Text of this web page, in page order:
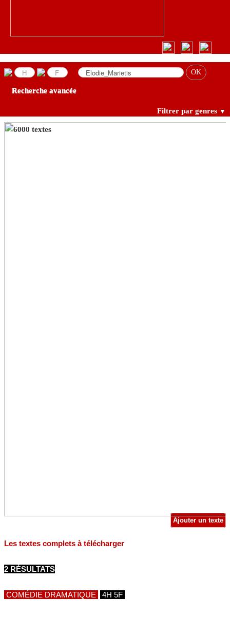
Recherche avancée
Filtrer par genres ▼
Ajouter un texte
Les textes complets à télécharger
2 RÉSULTATS
COMÉDIE DRAMATIQUE 4H 5F